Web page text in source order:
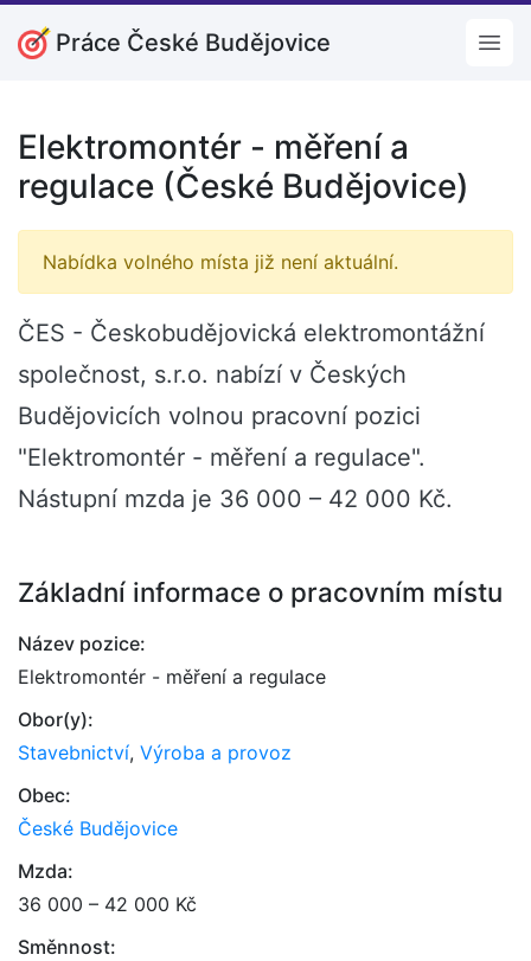
Práce České Budějovice
Elektromontér - měření a
regulace (České Budějovice)
Nabídka volného místa již není aktuální.
ČES - Českobudějovická elektromontážní
společnost, s.r.o. nabízí v Českých
Budějovicích volnou pracovní pozici
"Elektromontér - měření a regulace".
Nástupní mzda je 36 000 – 42 000 Kč.
Základní informace o pracovním místu
Název pozice:
Elektromontér - měření a regulace
Obor(y):
Stavebnictví, Výroba a provoz
Obec:
České Budějovice
Mzda:
36 000 – 42 000 Kč
Směnnost: